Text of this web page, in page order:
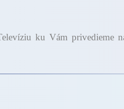
ku Vám privedieme